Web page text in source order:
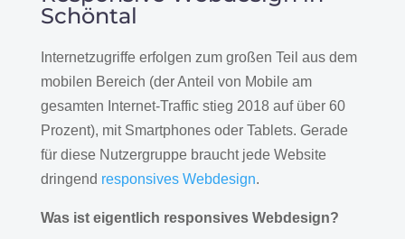
Schöntal
Internetzugriffe erfolgen zum großen Teil aus dem
mobilen Bereich (der Anteil von Mobile am
gesamten Internet-Traffic stieg 2018 auf über 60
Prozent), mit Smartphones oder Tablets. Gerade
für diese Nutzergruppe braucht jede Website
dringend responsives Webdesign.
Was ist eigentlich responsives Webdesign?